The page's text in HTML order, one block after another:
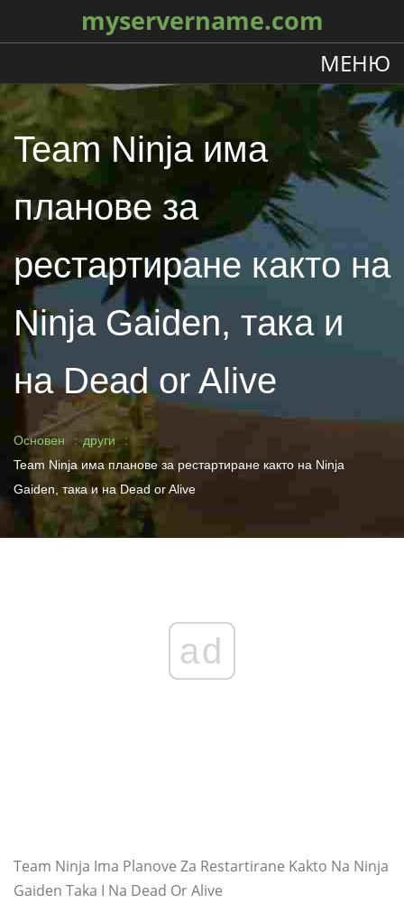
myservername.com
МЕНЮ
Team Ninja има
планове за
рестартиране както на
Ninja Gaiden, така и
на Dead or Alive
Основен
други
Team Ninja има планове за рестартиране както на Ninja
Gaiden, така и на Dead or Alive
ad
Team Ninja Ima Planove Za Restartirane Kakto Na Ninja
Gaiden Taka I Na Dead Or Alive